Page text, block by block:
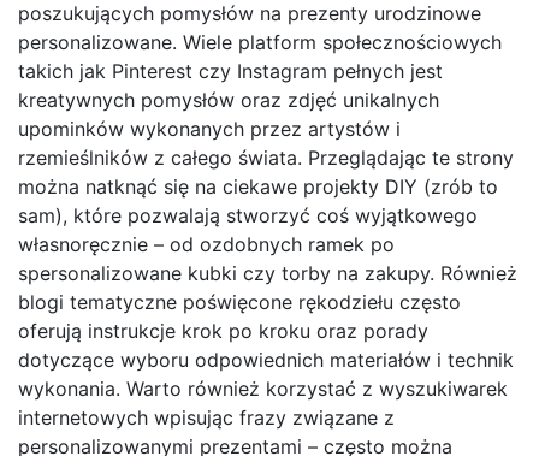
poszukujących pomysłów na prezenty urodzinowe
personalizowane. Wiele platform społecznościowych
takich jak Pinterest czy Instagram pełnych jest
kreatywnych pomysłów oraz zdjęć unikalnych
upominków wykonanych przez artystów i
rzemieślników z całego świata. Przeglądając te strony
można natknąć się na ciekawe projekty DIY (zrób to
sam), które pozwalają stworzyć coś wyjątkowego
własnoręcznie – od ozdobnych ramek po
spersonalizowane kubki czy torby na zakupy. Również
blogi tematyczne poświęcone rękodziełu często
oferują instrukcje krok po kroku oraz porady
dotyczące wyboru odpowiednich materiałów i technik
wykonania. Warto również korzystać z wyszukiwarek
internetowych wpisując frazy związane z
personalizowanymi prezentami – często można